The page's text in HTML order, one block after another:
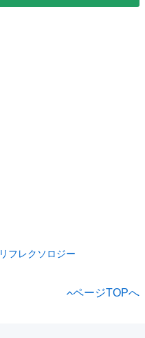
リフレクソロジー
ページTOPへ